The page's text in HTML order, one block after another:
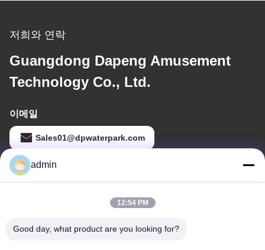
저희와 연락
Guangdong Dapeng Amusement
Technology Co., Ltd.
이메일
Sales01@dpwaterpark.com
우리 주소
도시, 광동 지방, 중국
admin
12:54 PM
Good day, what product are you looking for?